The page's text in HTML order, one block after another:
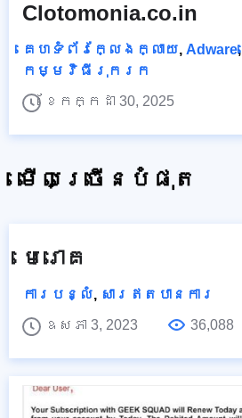
Clotomonia.co.in
គេហទំព័រក្លែងក្លាយ, Adware,
កម្មវិធីរុករក
ខែកក្កដា 30, 2025
មើលច្រើនបំផុត
មេរោគ
ការបន្លំ, សារឥតបានការ
ឧសភា 3, 2023
36,088